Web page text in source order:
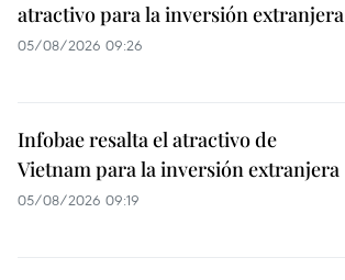
atractivo para la inversión extranjera
05/08/2026 09:26
Infobae resalta el atractivo de
Vietnam para la inversión extranjera
05/08/2026 09:19